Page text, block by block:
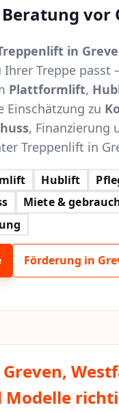
vor
in
Treppe passt
Plattformlift,
Einschätzung zu
, Finanzierung
Treppenlift in
Hublift
Miete &
Förderung in
Modelle